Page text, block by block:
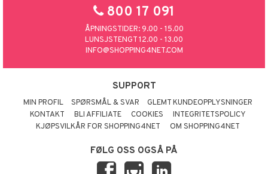
800 17 091
ÅPNINGSTIDER: 9.00 - 15.00
LUNSJSTENGT 12.00 - 13.00
INFO@SHOPPING4NET.COM
SUPPORT
MIN PROFIL SPØRSMÅL & SVAR
GLEMT KUNDEOPPLYSNINGER
KONTAKT
BLI AFFILIATE COOKIES
INTEGRITETSPOLICY
KJØPSVILKÅR FOR SHOPPING4NET
OM SHOPPING4NET
FØLG OSS OGSÅ PÅ